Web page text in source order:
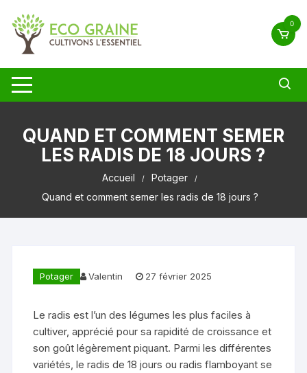
contenu
0
QUAND ET COMMENT SEMER
LES RADIS DE 18 JOURS ?
Accueil
Potager
Quand et comment semer les radis de 18 jours ?
Potager Valentin 27 février 2025
Le radis est l’un des légumes les plus faciles à
cultiver, apprécié pour sa rapidité de croissance et
son goût légèrement piquant. Parmi les différentes
variétés, le radis de 18 jours ou radis flamboyant se